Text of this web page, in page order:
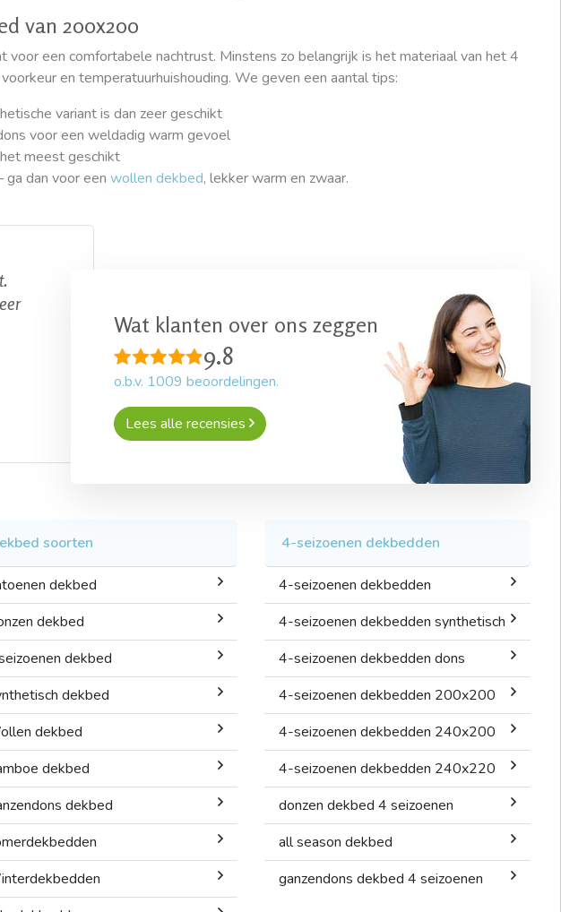
van 200x200
een comfortabele nachtrust. Minstens zo belangrijk is het materiaal van het 4
en temperatuurhuishouding. We geven een aantal tips:
variant is dan zeer geschikt
voor een weldadig warm gevoel
meest geschikt
ga dan voor een wollen dekbed, lekker warm en zwaar.
Wat klanten over ons zeggen
9.8
o.b.v. 1009 beoordelingen.
Lees alle recensies
soorten
dekbed
dekbed
dekbed
dekbed
dekbed
dekbed
dekbed
4-seizoenen dekbedden
4-seizoenen dekbedden
4-seizoenen dekbedden synthetisch
4-seizoenen dekbedden dons
4-seizoenen dekbedden 200x200
4-seizoenen dekbedden 240x200
4-seizoenen dekbedden 240x220
donzen dekbed 4 seizoenen
all season dekbed
ganzendons dekbed 4 seizoenen